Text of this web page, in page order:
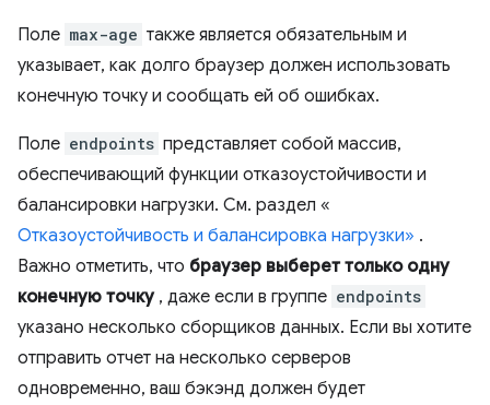
Поле max-age также является обязательным и
указывает, как долго браузер должен использовать
конечную точку и сообщать ей об ошибках.
Поле endpoints представляет собой массив,
обеспечивающий функции отказоустойчивости и
балансировки нагрузки. См. раздел «
Отказоустойчивость и балансировка нагрузки» .
Важно отметить, что браузер выберет только одну
конечную точку, даже если в группе endpoints
указано несколько сборщиков данных. Если вы хотите
отправить отчет на несколько серверов
одновременно, ваш бэкэнд должен будет